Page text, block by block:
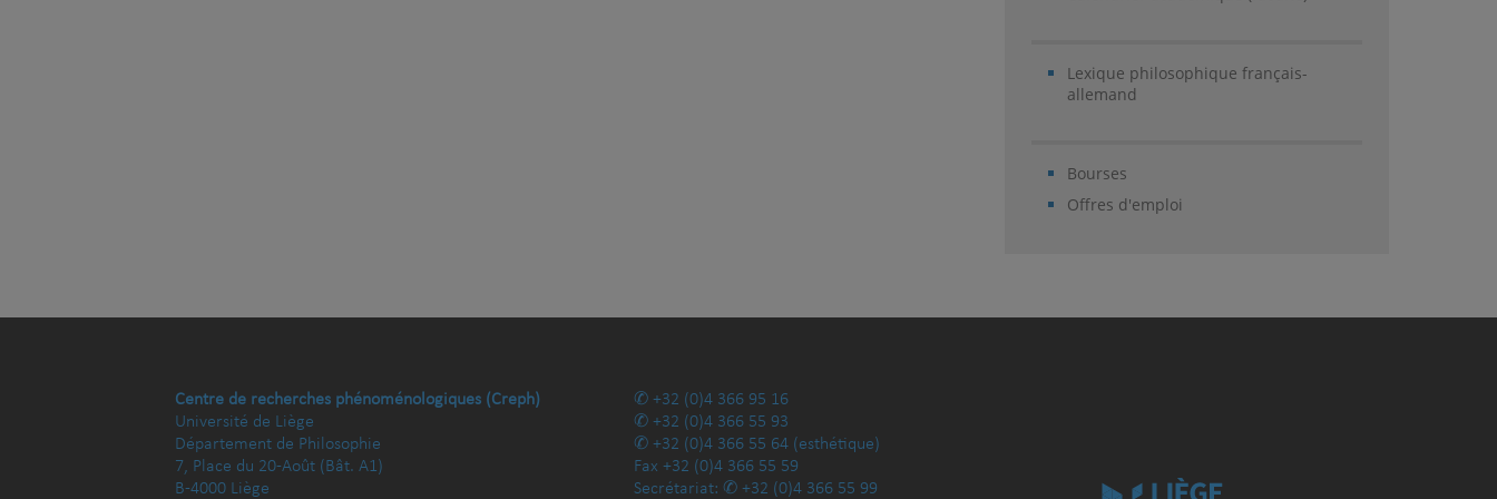
Lexique philosophique français-
allemand
Bourses
Offres d'emploi
Centre de recherches phénoménologiques (Creph)
Université de Liège
Département de Philosophie
7, Place du 20-Août (Bât. A1)
B-4000 Liège
+32 (0)4 366 95 16
+32 (0)4 366 55 93
+32 (0)4 366 55 64 (esthétique)
Fax +32 (0)4 366 55 59
Secrétariat:
+32 (0)4 366 55 99